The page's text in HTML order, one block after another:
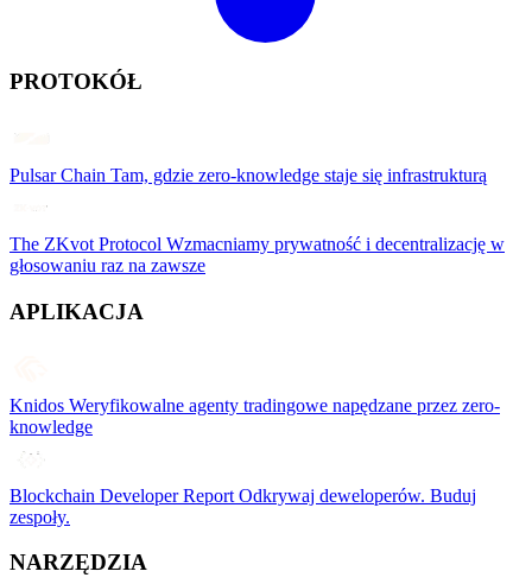
PROTOKÓŁ
Pulsar Chain Tam, gdzie zero-knowledge staje się infrastrukturą
The ZKvot Protocol Wzmacniamy prywatność i decentralizację w
głosowaniu raz na zawsze
APLIKACJA
Knidos Weryfikowalne agenty tradingowe napędzane przez zero-
knowledge
Blockchain Developer Report Odkrywaj deweloperów. Buduj
zespoły.
NARZĘDZIA